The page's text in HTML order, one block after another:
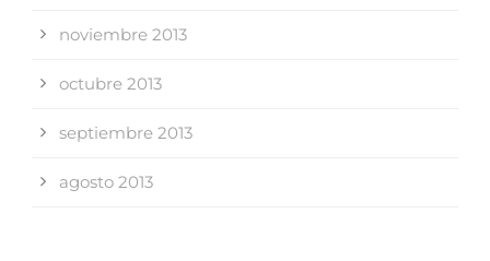
noviembre 2013
octubre 2013
septiembre 2013
agosto 2013